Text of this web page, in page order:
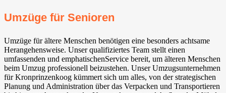
Umzüge für Senioren
Umzüge für ältere Menschen benötigen eine besonders achtsame
Herangehensweise. Unser qualifiziertes Team stellt einen
umfassenden und emphatischenService bereit, um älteren Menschen
beim Umzug professionell beizustehen. Unser Umzugsunternehmen
für Kronprinzenkoog kümmert sich um alles, von der strategischen
Planung und Administration über das Verpacken und Transportieren